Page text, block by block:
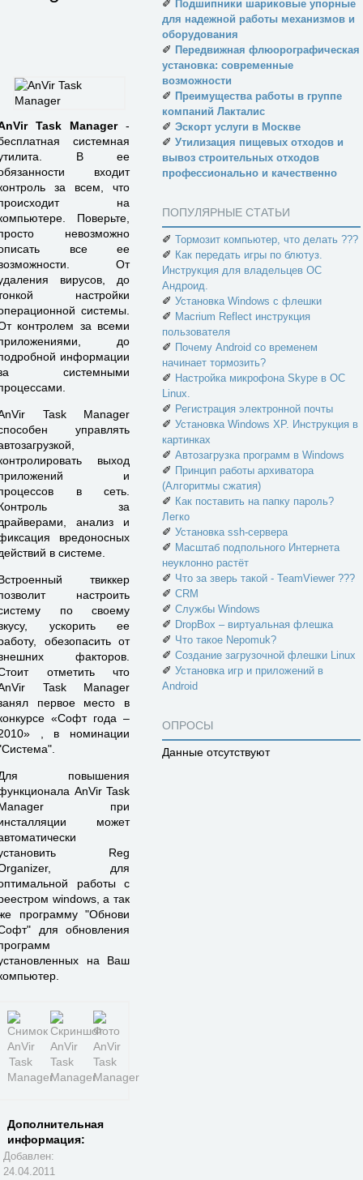
Task Manager-
системная
В ее
входит
за всем, что
на
Поверьте,
невозможно
все ее
От
вирусов, до
настройки
системы.
контролем за всеми
до
информации
системными
Task Manager
управлять
выход
и
в сеть.
за
анализ и
вредоносных
в системе.
твиккер
настроить
по своему
ускорить ее
обезопасить от
факторов.
отметить что
Task Manager
первое место в
«Софт года –
, в номинации
повышения
AnVir Task
при
может
Reg
для
работы с
windows, а так
программу "Обнови
для обновления
на Ваш
Дополнительная
информация:
Добавлен:
24.04.2011
✐ Подшипники шариковые упорные
для надежной работы механизмов и
оборудования
✐ Передвижная флюорографическая
установка: современные
возможности
✐ Преимущества работы в группе
компаний Лакталис
✐ Эскорт услуги в Москве
✐ Утилизация пищевых отходов и
вывоз строительных отходов
профессионально и качественно
ПОПУЛЯРНЫЕ СТАТЬИ
✐ Тормозит компьютер, что делать ???
✐ Как передать игры по блютуз.
Инструкция для владельцев ОС
Андроид.
✐ Установка Windows с флешки
✐ Macrium Reflect инструкция
пользователя
✐ Почему Android со временем
начинает тормозить?
✐ Настройка микрофона Skype в ОС
Linux.
✐ Регистрация электронной почты
✐ Установка Windows XP. Инструкция в
картинках
✐ Автозагрузка программ в Windows
✐ Принцип работы архиватора
(Алгоритмы сжатия)
✐ Как поставить на папку пароль?
Легко
✐ Установка ssh-сервера
✐ Масштаб подпольного Интернета
неуклонно растёт
✐ Что за зверь такой - TeamViewer ???
✐ CRM
✐ Службы Windows
✐ DropBox – виртуальная флешка
✐ Что такое Nepomuk?
✐ Создание загрузочной флешки Linux
✐ Установка игр и приложений в
Android
ОПРОСЫ
Данные отсутствуют